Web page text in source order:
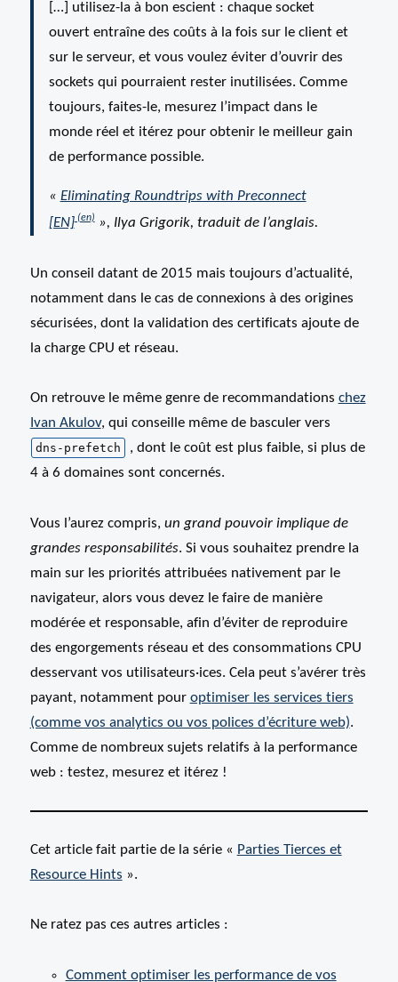
[…] utilisez-la à bon escient : chaque socket
ouvert entraîne des coûts à la fois sur le client et
sur le serveur, et vous voulez éviter d’ouvrir des
sockets qui pourraient rester inutilisées. Comme
toujours, faites-le, mesurez l’impact dans le
monde réel et itérez pour obtenir le meilleur gain
de performance possible.
« Eliminating Roundtrips with Preconnect
[EN]
», Ilya Grigorik, traduit de l’anglais.
Un conseil datant de 2015 mais toujours d’actualité,
notamment dans le cas de connexions à des origines
sécurisées, dont la validation des certificats ajoute de
la charge CPU et réseau.
On retrouve le même genre de recommandations chez
Ivan Akulov, qui conseille même de basculer vers
dns-prefetch
, dont le coût est plus faible, si plus de
4 à 6 domaines sont concernés.
Vous l’aurez compris, un grand pouvoir implique de
grandes responsabilités. Si vous souhaitez prendre la
main sur les priorités attribuées nativement par le
navigateur, alors vous devez le faire de manière
modérée et responsable, afin d’éviter de reproduire
des engorgements réseau et des consommations CPU
desservant vos utilisateurs·ices. Cela peut s’avérer très
payant, notamment pour optimiser les services tiers
(comme vos analytics ou vos polices d’écriture web).
Comme de nombreux sujets relatifs à la performance
web : testez, mesurez et itérez !
Cet article fait partie de la série « Parties Tierces et
Resource Hints ».
Ne ratez pas ces autres articles :
Comment optimiser les performance de vos